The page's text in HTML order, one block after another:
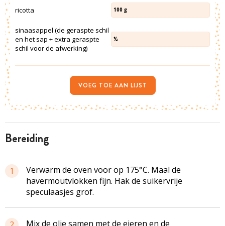
bereiding
1
Verwarm de oven voor op 175°C. Maal de
havermoutvlokken fijn. Hak de suikervrije
speculaasjes grof.
Mix de olie samen met de eieren en de
ricotta 100 g
sinaasappel (de geraspte schil
en het sap + extra geraspte
schil voor de afwerking)
½
VOEG TOE AAN LIJST